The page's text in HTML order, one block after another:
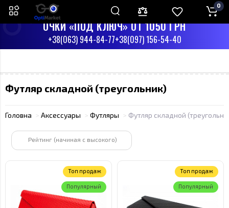
ПН-СБ С 9:00 ДО 17:00
ВС - ВЫХОДНЫЙ
ОЧКИ «ПОД КЛЮЧ» ОТ 1050 ГРН
+38(063) 944-84-77+38(097) 156-54-40
0
Футляр складной (треугольник)
Головна Аксессуары Футляры Футляр складной
Рейтинг (начиная с высокого)
Топ продаж
Популярный
Топ продаж
Популярный